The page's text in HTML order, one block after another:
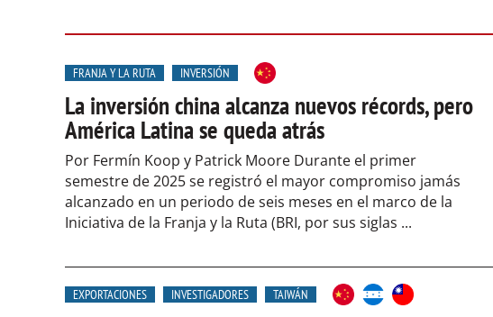
FRANJA Y LA RUTA INVERSIÓN
La inversión china alcanza nuevos récords, pero
América Latina se queda atrás
Por Fermín Koop y Patrick Moore Durante el primer
semestre de 2025 se registró el mayor compromiso jamás
alcanzado en un periodo de seis meses en el marco de la
Iniciativa de la Franja y la Ruta (BRI, por sus siglas ...
EXPORTACIONES INVESTIGADORES TAIWÁN